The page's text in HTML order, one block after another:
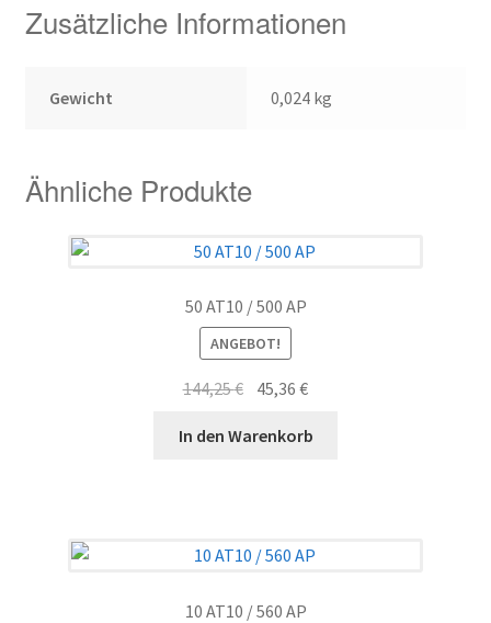
Zusätzliche Informationen
Gewicht 0,024 kg
Ähnliche Produkte
50 AT10 / 500 AP
ANGEBOT!
144,25€ Ursprünglicher
war:
45,36€Aktueller
ist:
In den Warenkorb
10 AT10 / 560 AP